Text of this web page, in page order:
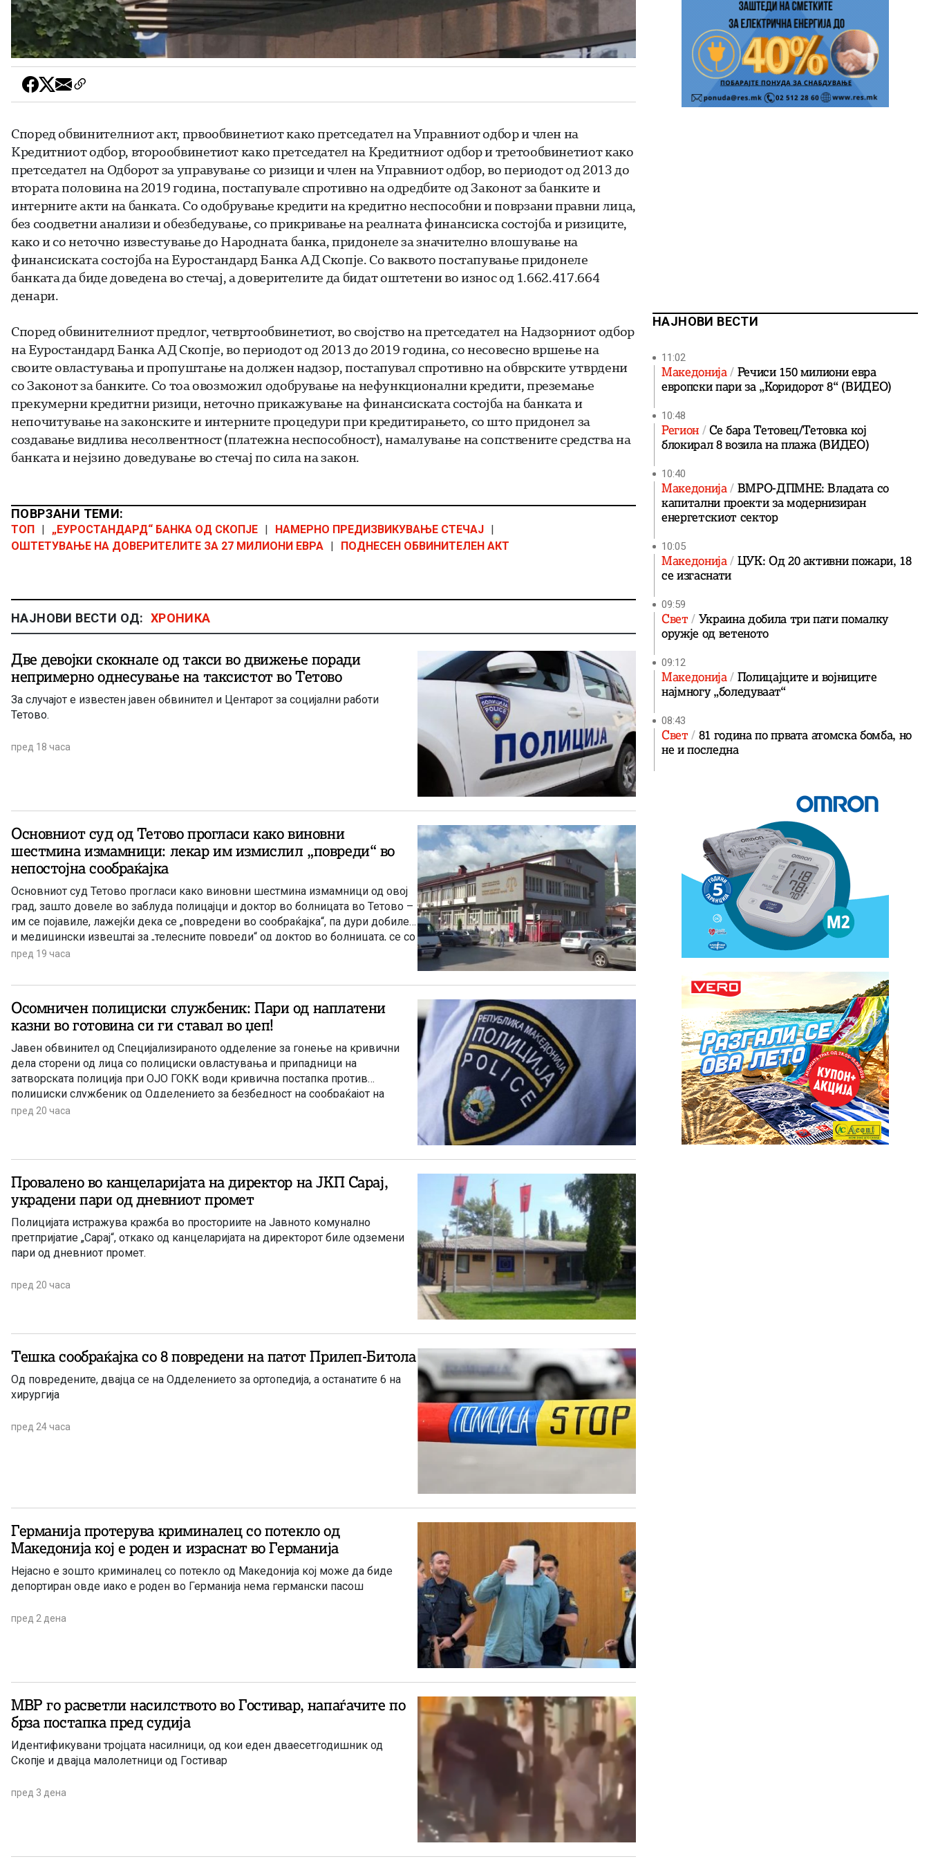
Според обвинителниот акт, првообвинетиот како претседател на Управниот одбор и член на
Кредитниот одбор, второобвинетиот како претседател на Кредитниот одбор и третообвинетиот како
претседател на Одборот за управување со ризици и член на Управниот одбор, во периодот од 2013 до
втората половина на 2019 година, постапувале спротивно на одредбите од Законот за банките и
интерните акти на банката. Со одобрување кредити на кредитно неспособни и поврзани правни лица,
без соодветни анализи и обезбедување, со прикривање на реалната финансиска состојба и ризиците,
како и со неточно известување до Народната банка, придонеле за значително влошување на
финансиската состојба на Еуростандард Банка АД Скопје. Со ваквото постапување придонеле
банката да биде доведена во стечај, а доверителите да бидат оштетени во износ од 1.662.417.664
денари.
Според обвинителниот предлог, четвртообвинетиот, во својство на претседател на Надзорниот одбор
на Еуростандард Банка АД Скопје, во периодот од 2013 до 2019 година, со несовесно вршење на
своите овластувања и пропуштање на должен надзор, постапувал спротивно на обврските утврдени
со Законот за банките. Со тоа овозможил одобрување на нефункционални кредити, преземање
прекумерни кредитни ризици, неточно прикажување на финансиската состојба на банката и
непочитување на законските и интерните процедури при кредитирањето, со што придонел за
создавање видлива несолвентност (платежна неспособност), намалување на сопствените средства на
банката и нејзино доведување во стечај по сила на закон.
ПОВРЗАНИ ТЕМИ:
ТОП „ЕУРОСТАНДАРД“ БАНКА ОД СКОПЈЕ НАМЕРНО ПРЕДИЗВИКУВАЊЕ СТЕЧАЈ
ОШТЕТУВАЊЕ НА ДОВЕРИТЕЛИТЕ ЗА 27 МИЛИОНИ ЕВРА
ПОДНЕСЕН ОБВИНИТЕЛЕН АКТ
НАЈНОВИ ВЕСТИ ОД: ХРОНИКА
Две девојки скокнале од такси во движење поради
непримерно однесување на таксистот во Тетово
За случајот е известен јавен обвинител и Центарот за социјални работи
Тетово.
пред 18 часа
Основниот суд од Тетово прогласи како виновни
шестмина измамници: лекар им измислил „повреди“ во
непостојна сообраќајка
Основниот суд Тетово прогласи како виновни шестмина измамници од овој
град, зашто довеле во заблуда полицајци и доктор во болницата во Тетово –
им се појавиле, лажејќи дека се „повредени во сообраќајка“, па дури добиле
и медицински извештај за „телесните повреди“ од доктор во болницата, се со
цел да ја приложат таквата лажна медицинска документација пред
пред 19 часа
Осомничен полициски службеник: Пари од наплатени
казни во готовина си ги ставал во џеп!
Јавен обвинител од Специјализираното одделение за гонење на кривични
дела сторени од лица со полициски овластувања и припадници на
затворската полиција при ОЈО ГОКК води кривична постапка против
полициски службеник од Одделението за безбедност на сообраќајот на
патиштата при СВР Скопје, поради постоење основано сомнение дека сторил
пред 20 часа
Провалено во канцеларијата на директор на ЈКП Сарај,
украдени пари од дневниот промет
Полицијата истражува кражба во просториите на Јавното комунално
претпријатие „Сарај“, откако од канцеларијата на директорот биле одземени
пари од дневниот промет.
пред 20 часа
Тешка сообраќајка со 8 повредени на патот Прилеп-Битола
Од повредените, двајца се на Одделението за ортопедија, а останатите 6 на
хирургија
пред 24 часа
Германија протерува криминалец со потекло од
Македонија кој е роден и израснат во Германија
Нејасно е зошто криминалец со потекло од Македонија кој може да биде
депортиран овде иако е роден во Германија нема германски пасош
пред 2 дена
МВР го расветли насилството во Гостивар, напаѓачите по
брза постапка пред судија
Идентификувани тројцата насилници, од кои еден дваесетгодишник од
Скопје и двајца малолетници од Гостивар
пред 3 дена
НАЈНОВИ ВЕСТИ
11:02
Македонија Речиси 150 милиони евра
европски пари за „Коридорот 8“ (ВИДЕО)
10:48
Регион
Се бара Тетовец/Тетовка кој
блокирал 8 возила на плажа (ВИДЕО)
10:40
Македонија ВМРО-ДПМНЕ: Владата со
капитални проекти за модернизиран
енергетскиот сектор
10:05
Македонија ЦУК: Од 20 активни пожари, 18
се изгаснати
09:59
Свет Украина добила три пати помалку
оружје од ветеното
09:12
Македонија Полицајците и војниците
најмногу „боледуваат“
08:43
Свет 81 година по првата атомска бомба, но
не и последна